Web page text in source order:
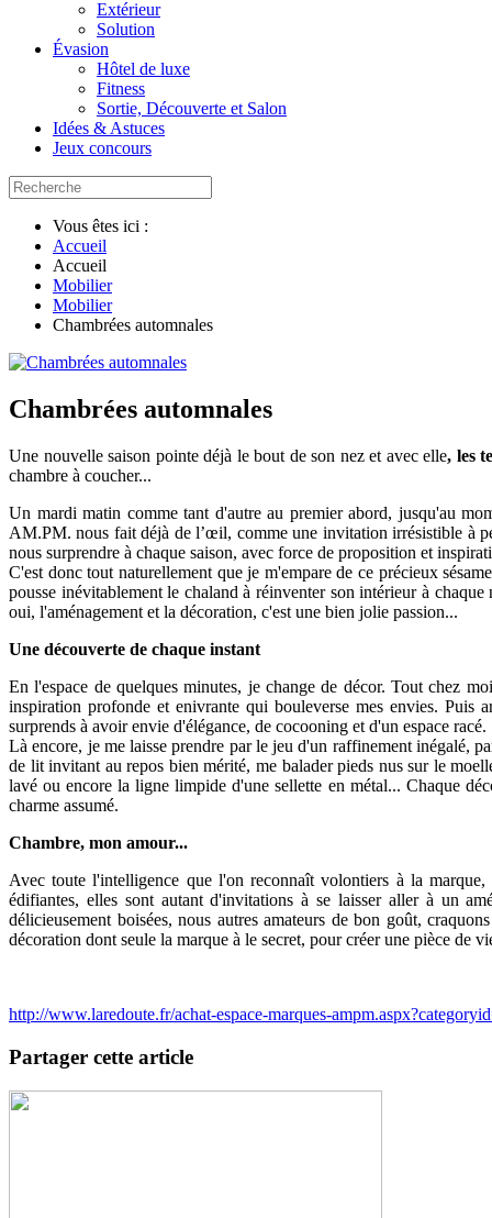
Extérieur
Solution
Évasion
Hôtel de luxe
Fitness
Sortie, Découverte et Salon
Idées & Astuces
Jeux concours
Vous êtes ici :
Accueil
Accueil
Mobilier
Mobilier
Chambrées automnales
Chambrées automnales
Une nouvelle saison pointe déjà le bout de son nez et avec elle, les
chambre à coucher...
Un mardi matin comme tant d'autre au premier abord, jusqu'au
AM.PM. nous fait déjà de l’œil, comme une invitation irrésistible à
nous surprendre à chaque saison, avec force de proposition et
C'est donc tout naturellement que je m'empare de ce précieux
pousse inévitablement le chaland à réinventer son intérieur à
oui, l'aménagement et la décoration, c'est une bien jolie passion...
Une découverte de chaque instant
En l'espace de quelques minutes, je change de décor. Tout chez
inspiration profonde et enivrante qui bouleverse mes envies. Puis
surprends à avoir envie d'élégance, de cocooning et d'un espace racé.
Là encore, je me laisse prendre par le jeu d'un raffinement inégalé,
de lit invitant au repos bien mérité, me balader pieds nus sur le
lavé ou encore la ligne limpide d'une sellette en métal... Chaque
charme assumé.
Chambre, mon amour...
Avec toute l'intelligence que l'on reconnaît volontiers à la
édifiantes, elles sont autant d'invitations à se laisser aller à un
délicieusement boisées, nous autres amateurs de bon goût,
décoration dont seule la marque à le secret, pour créer une pièce de
http://www.laredoute.fr/achat-espace-marques-
Partager cette article